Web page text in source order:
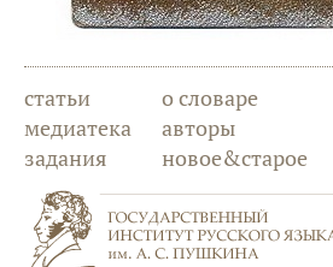
статьи
медиатека
задания
о словаре
авторы
новое&старое